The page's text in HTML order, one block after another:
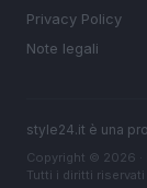
Privacy Policy
Note legali
style24.it è una
Copyright © 2026 ·
Tutti i diritti riservati